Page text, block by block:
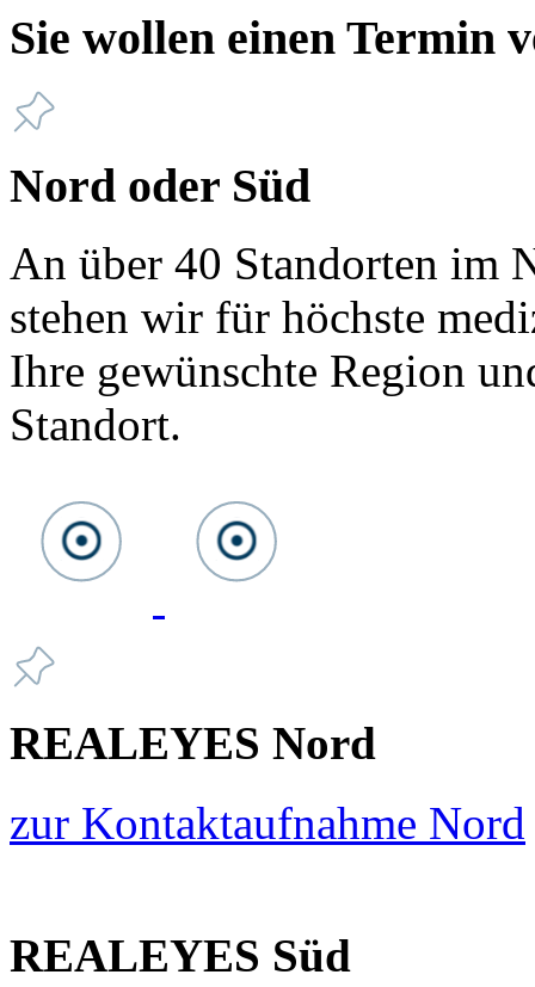
Sie wollen einen Termin
Nord oder Süd
An über 40 Standorten im
stehen wir für höchste
Ihre gewünschte Region
Standort.
REALEYES Nord
zur Kontaktaufnahme Nord
REALEYES Süd